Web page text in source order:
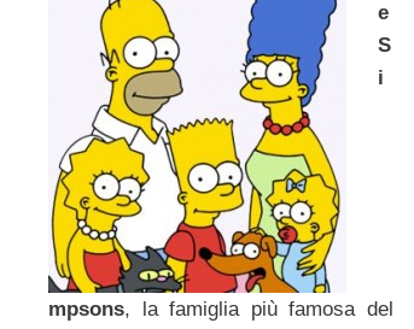
e
S
i
mpsons, la famiglia più famosa del